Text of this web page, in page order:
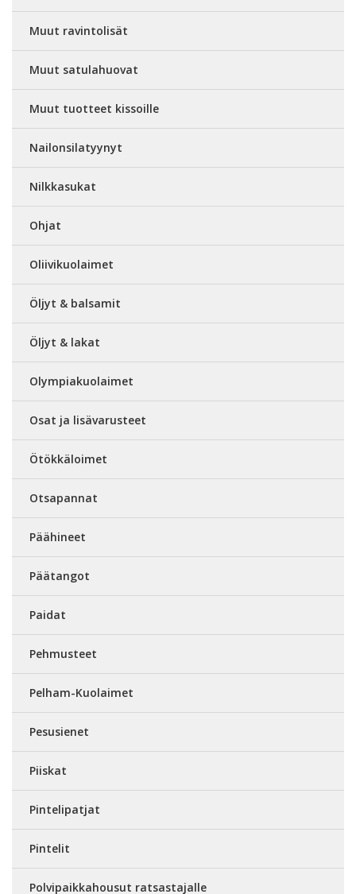
Muut ravintolisät
Muut satulahuovat
Muut tuotteet kissoille
Nailonsilatyynyt
Nilkkasukat
Ohjat
Oliivikuolaimet
Öljyt & balsamit
Öljyt & lakat
Olympiakuolaimet
Osat ja lisävarusteet
Ötökkäloimet
Otsapannat
Päähineet
Päätangot
Paidat
Pehmusteet
Pelham-Kuolaimet
Pesusienet
Piiskat
Pintelipatjat
Pintelit
Polvipaikkahousut ratsastajalle